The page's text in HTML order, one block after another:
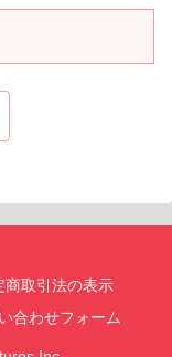
商取引法の表示
合わせフォーム